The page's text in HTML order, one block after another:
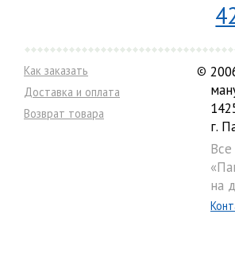
Как заказать
Доставка и оплата
Возврат товара
©
г.
на